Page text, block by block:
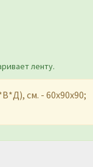
ленту.
см. - 60х90х90;